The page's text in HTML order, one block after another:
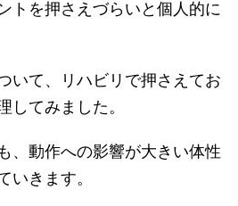
トを押さえづらいと個人的に
いて、リハビリで押さえてお
してみました。
、動作への影響が大きい体性
いきます。